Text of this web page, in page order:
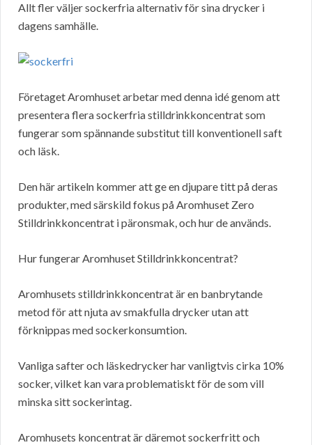
Allt fler väljer sockerfria alternativ för sina drycker i
dagens samhälle.
Företaget Aromhuset arbetar med denna idé genom att
presentera flera sockerfria stilldrinkkoncentrat som
fungerar som spännande substitut till konventionell saft
och läsk.
Den här artikeln kommer att ge en djupare titt på deras
produkter, med särskild fokus på Aromhuset Zero
Stilldrinkkoncentrat i päronsmak, och hur de används.
Hur fungerar Aromhuset Stilldrinkkoncentrat?
Aromhusets stilldrinkkoncentrat är en banbrytande
metod för att njuta av smakfulla drycker utan att
förknippas med sockerkonsumtion.
Vanliga safter och läskedrycker har vanligtvis cirka 10%
socker, vilket kan vara problematiskt för de som vill
minska sitt sockerintag.
Aromhusets koncentrat är däremot sockerfritt och